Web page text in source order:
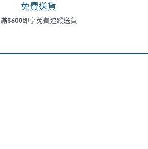
免費送貨
滿$600即享免費追蹤送貨